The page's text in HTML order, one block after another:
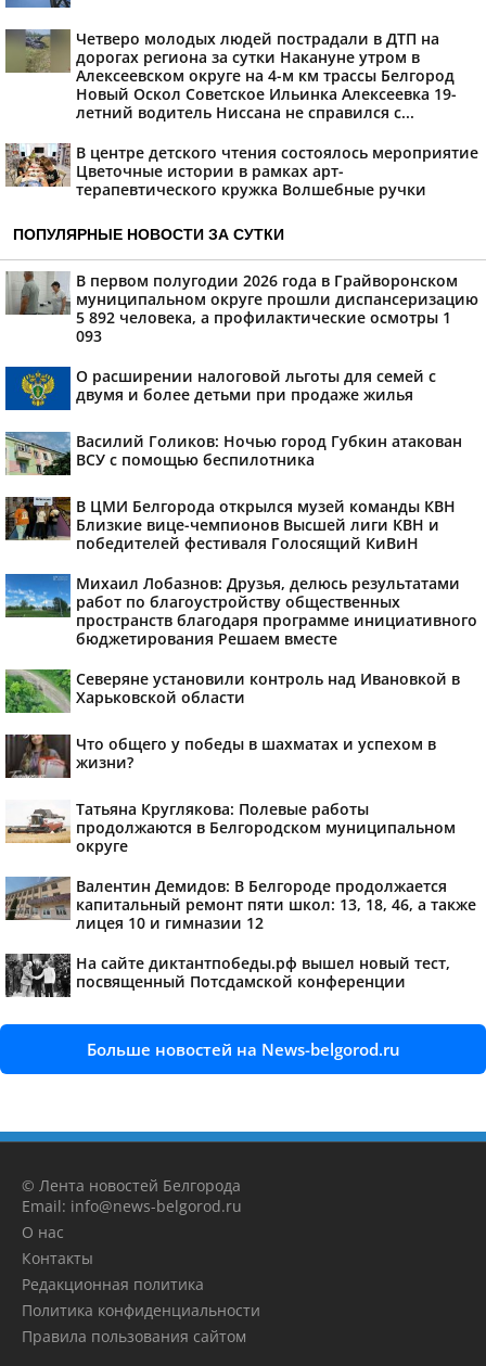
Четверо молодых людей пострадали в ДТП на
дорогах региона за сутки Накануне утром в
Алексеевском округе на 4-м км трассы Белгород
Новый Оскол Советское Ильинка Алексеевка 19-
летний водитель Ниссана не справился с...
В центре детского чтения состоялось мероприятие
Цветочные истории в рамках арт-
терапевтического кружка Волшебные ручки
ПОПУЛЯРНЫЕ НОВОСТИ ЗА СУТКИ
В первом полугодии 2026 года в Грайворонском
муниципальном округе прошли диспансеризацию
5 892 человека, а профилактические осмотры 1
093
О расширении налоговой льготы для семей с
двумя и более детьми при продаже жилья
Василий Голиков: Ночью город Губкин атакован
ВСУ с помощью беспилотника
В ЦМИ Белгорода открылся музей команды КВН
Близкие вице-чемпионов Высшей лиги КВН и
победителей фестиваля Голосящий КиВиН
Михаил Лобазнов: Друзья, делюсь результатами
работ по благоустройству общественных
пространств благодаря программе инициативного
бюджетирования Решаем вместе
Северяне установили контроль над Ивановкой в
Харьковской области
Что общего у победы в шахматах и успехом в
жизни?
Татьяна Круглякова: Полевые работы
продолжаются в Белгородском муниципальном
округе
Валентин Демидов: В Белгороде продолжается
капитальный ремонт пяти школ: 13, 18, 46, а также
лицея 10 и гимназии 12
На сайте диктантпобеды.рф вышел новый тест,
посвященный Потсдамской конференции
Больше новостей на News-belgorod.ru
© Лента новостей Белгорода
Email: info@news-belgorod.ru
О нас
Контакты
Редакционная политика
Политика конфиденциальности
Правила пользования сайтом